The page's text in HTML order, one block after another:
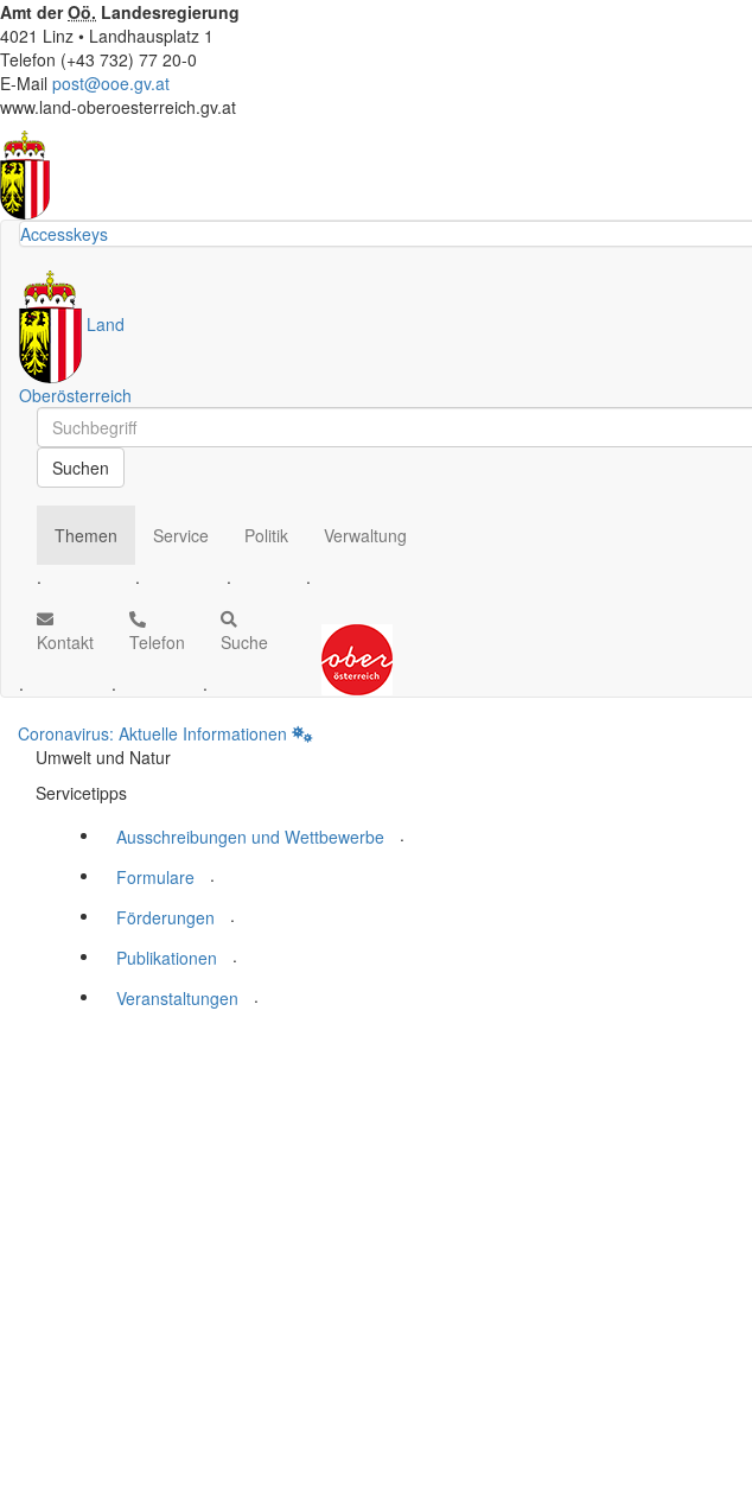
Amt derOö. Landesregierung
4021 Linz • Landhausplatz 1
Telefon (+43 732) 77 20-0
E-Mail post@ooe.gv.at
www.land-oberoesterreich.gv.at
Accesskeys
Land
Oberösterreich
Schnellsuche
Schnellsuche
Suchen
Themen
.
Service
.
Politik
.
Verwaltung
.
Kontakt
.
Telefon
.
Suche
.
Coronavirus: Aktuelle Informationen
Umwelt und Natur
Servicetipps
Ausschreibungen und Wettbewerbe
.
Formulare
.
Förderungen
.
Publikationen
.
Veranstaltungen
.